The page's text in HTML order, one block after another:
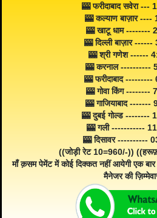
🎰 फरीदाबाद सवेरा ---
🎰 कल्याण बाज़ार
🎰 खाटू धाम --------
🎰 दिल्ली बाज़ार
🎰 श्री गणेश ------
🎰 करनाल ----------
🎰 फरीदाबाद
🎰 गोवा किंग --------
🎰 गाजियाबाद -------
🎰 दुबई गोल्ड --------
🎰 गली -----------
🎰 दिसावर ----------
((जोड़ी रेट 10=960/-))
माँ क़सम पेमेंट में कोई दिक्कत नहीं आयेगी एक
मैनेजर की